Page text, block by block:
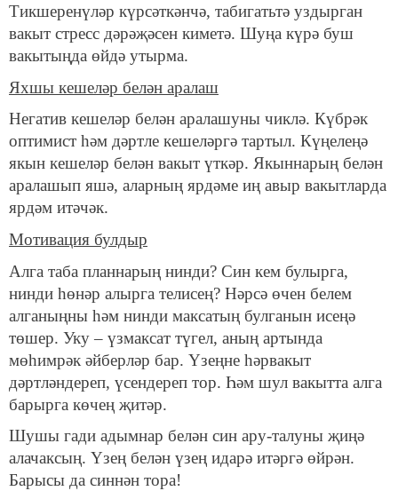
Тикшеренүләр күрсәткәнчә, табигатьтә уздырган
вакыт стресс дәрәҗәсен киметә. Шуңа күрә буш
вакытыңда өйдә утырма.
Яхшы кешеләр белән аралаш
Негатив кешеләр белән аралашуны чиклә. Күбрәк
оптимист һәм дәртле кешеләргә тартыл. Күңелеңә
якын кешеләр белән вакыт үткәр. Якыннарың белән
аралашып яшә, аларның ярдәме иң авыр вакытларда
ярдәм итәчәк.
Мотивация булдыр
Алга таба планнарың нинди? Син кем булырга,
нинди һөнәр алырга телисең? Нәрсә өчен белем
алганыңны һәм нинди максатың булганын исеңә
төшер. Уку – үзмаксат түгел, аның артында
мөһимрәк әйберләр бар. Үзеңне һәрвакыт
дәртләндереп, үсендереп тор. Һәм шул вакытта алга
барырга көчең җитәр.
Шушы гади адымнар белән син ару-талуны җиңә
алачаксың. Үзең белән үзең идарә итәргә өйрән.
Барысы да синнән тора!